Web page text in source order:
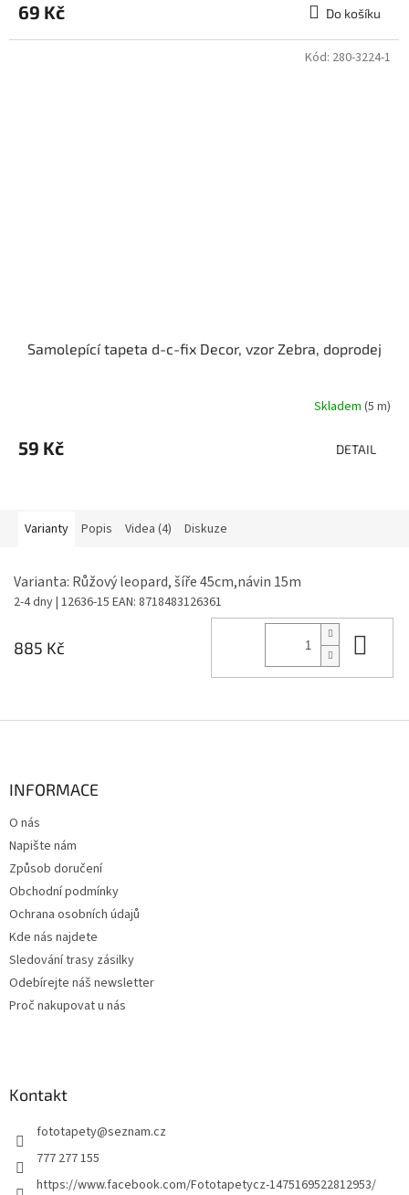
69 Kč Do košíku
Samolepící tapeta d-c-fix Decor, vzor Zebra, doprodej
Skladem (5 m)
59 Kč DETAIL
Kód: 280-3224-1
Varianty Popis Videa (4) Diskuze
Varianta: Růžový leopard, šíře 45cm,návin 15m
2-4 dny| 12636-15 EAN: 8718483126361
885 Kč
INFORMACE
O nás
Napište nám
Způsob doručení
Obchodní podmínky
Ochrana osobních údajů
Kde nás najdete
Sledování trasy zásilky
Odebírejte náš newsletter
Proč nakupovat u nás
Kontakt
fototapety@seznam.cz
777 277 155
https://www.facebook.com/Fototapetycz-1475169522812953/